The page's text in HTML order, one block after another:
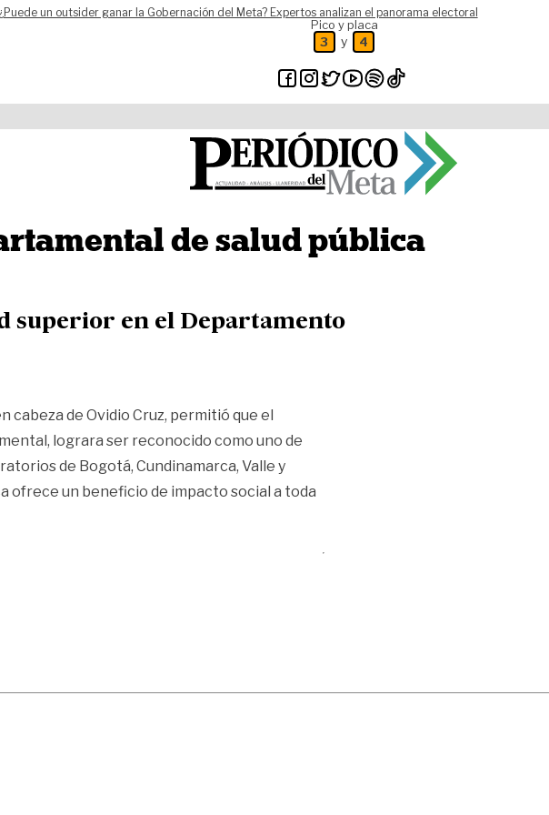
¿Puede un outsider ganar la Gobernación del Meta? Expertos analizan el panorama electoral
Pico y placa
3 y 4
de salud pública
superior en el Departamento
cabeza de Ovidio Cruz, permitió que el
lograra ser reconocido como uno de
de Bogotá, Cundinamarca, Valle y
ofrece un beneficio de impacto social a toda